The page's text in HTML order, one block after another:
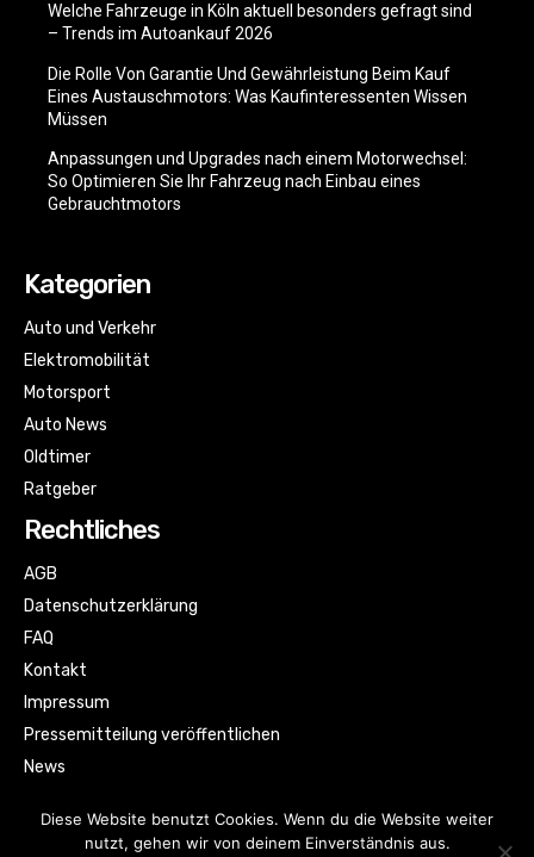
Welche Fahrzeuge in Köln aktuell besonders gefragt sind
– Trends im Autoankauf 2026
Die Rolle Von Garantie Und Gewährleistung Beim Kauf
Eines Austauschmotors: Was Kaufinteressenten Wissen
Müssen
Anpassungen und Upgrades nach einem Motorwechsel:
So Optimieren Sie Ihr Fahrzeug nach Einbau eines
Gebrauchtmotors
Kategorien
Auto und Verkehr
Elektromobilität
Motorsport
Auto News
Oldtimer
Ratgeber
Rechtliches
AGB
Datenschutzerklärung
FAQ
Kontakt
Impressum
Pressemitteilung veröffentlichen
News
Diese Website benutzt Cookies. Wenn du die Website weiter
nutzt, gehen wir von deinem Einverständnis aus.